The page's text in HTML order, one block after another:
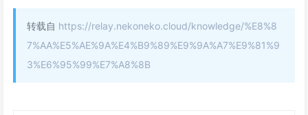
转载自 https://relay.nekoneko.cloud/knowledge/%E8%8
7%AA%E5%AE%9A%E4%B9%89%E9%9A%A7%E9%81%9
3%E6%95%99%E7%A8%8B